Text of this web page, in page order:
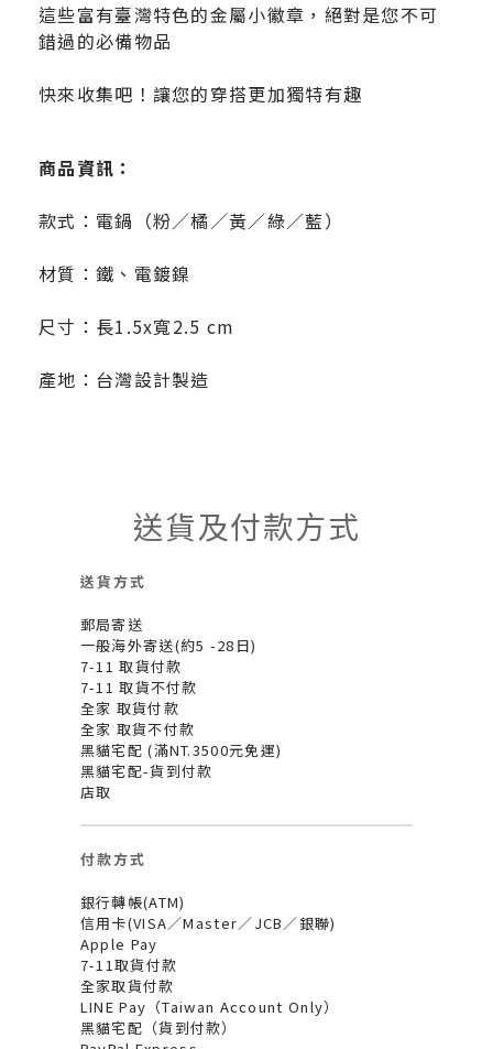
這些富有臺灣特色的金屬小徽章，絕對是您不可
錯過的必備物品
快來收集吧！讓您的穿搭更加獨特有趣
商品資訊：
款式：電鍋（粉／橘／黃／綠／藍）
材質：鐵、電鍍鎳
尺寸：長1.5x寬2.5 cm
產地：台灣設計製造
送貨及付款方式
送貨方式
郵局寄送
一般海外寄送(約5 -28日)
7-11 取貨付款
7-11 取貨不付款
全家 取貨付款
全家 取貨不付款
黑貓宅配 (滿NT.3500元免運)
黑貓宅配-貨到付款
店取
付款方式
銀行轉帳(ATM)
信用卡(VISA／Master／JCB／銀聯)
Apple Pay
7-11取貨付款
全家取貨付款
LINE Pay（Taiwan Account Only）
黑貓宅配（貨到付款）